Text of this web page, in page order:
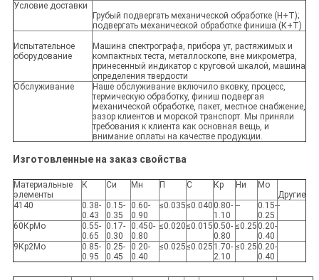
Условие доставки
Грубый подвергать механической обработке (Н+Т);
подвергать механической обработке финиша (К+Т)
Испытательное
оборудование
Машина спектрографа, прибора ут, растяжимых и
компактных теста, металлоскопе, вне микрометра,
принесенный индикатор с круговой шкалой, машина
определения твердости
Обслуживание
Наше обслуживание включило вковку, процесс,
термическую обработку, финиш подвергая
механической обработке, пакет, местное снабжение,
зазор клиентов и морской транспорт. Мы приняли
требования к клиента как основная вещь, и
внимание оплаты на качестве продукции.
Изготовленные на заказ свойства
Материальные
элементы
К Си Мн П С Кр Ни
Мо
Другие
4140
0.38-
0.43
0.15-
0.35
0.60-
0.90
≤0.035≤0.040 0.80-
1.10
--
0.15-
0.25
-
60КрМо
0.55-
0.65
0.17-
0.30
0.450-
0.80
≤0.020≤0.015 0.50-
0.80
≤0.25 0.20-
0.40
9Кр2Мо
0.85-
0.95
0.25-
0.45
0.20-
0.40
≤0.025≤0.025 1.70-
2.10
≤0.25 0.20-
0.40